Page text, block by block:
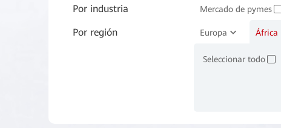
Por industria Mercado de pymes
Manufactura ✓
Bienes raíces ✓
Por región Europa África
Seleccionar todo